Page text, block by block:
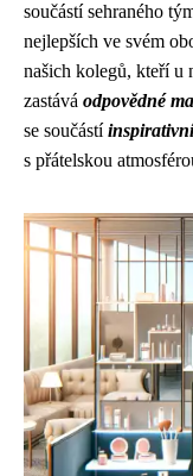
součástí sehraného
nejlepších ve svém
našich kolegů, kteří u
zastává odpovědné
se součástí
s přátelskou